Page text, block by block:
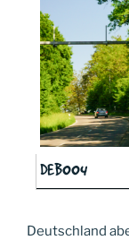
DEB004
Deutschland